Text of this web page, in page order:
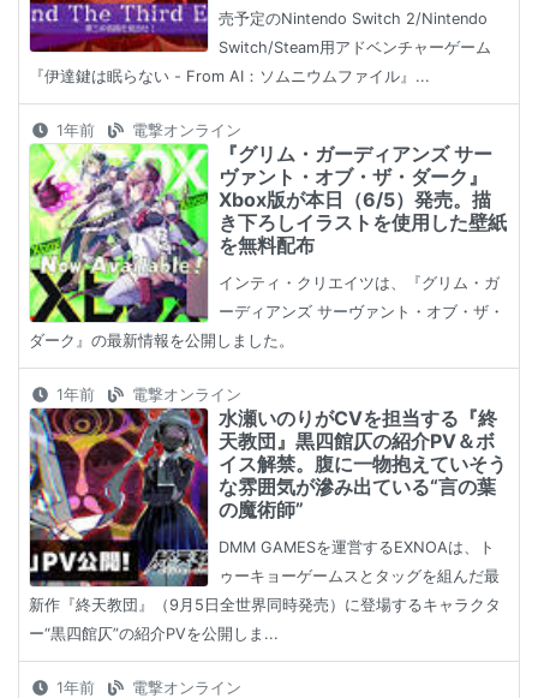
売予定のNintendo Switch 2/Nintendo
Switch/Steam用アドベンチャーゲーム
『伊達鍵は眠らない - From AI：ソムニウムファイル』...
1年前 電撃オンライン
『グリム・ガーディアンズ サー
ヴァント・オブ・ザ・ダーク』
Xbox版が本日（6/5）発売。描
き下ろしイラストを使用した壁紙
を無料配布
インティ・クリエイツは、『グリム・ガ
ーディアンズ サーヴァント・オブ・ザ・
ダーク』の最新情報を公開しました。
1年前 電撃オンライン
水瀬いのりがCVを担当する『終
天教団』黒四館仄の紹介PV＆ボ
イス解禁。腹に一物抱えていそう
な雰囲気が滲み出ている“言の葉
の魔術師”
DMM GAMESを運営するEXNOAは、ト
ゥーキョーゲームスとタッグを組んだ最
新作『終天教団』（9月5日全世界同時発売）に登場するキャラクタ
ー“黒四館仄”の紹介PVを公開しま...
1年前 電撃オンライン